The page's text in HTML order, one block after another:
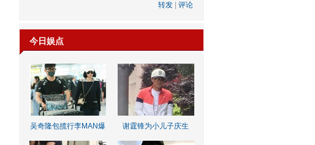
转发
评论
今日娱点
吴奇隆包揽行李MAN爆 谢霆锋为小儿子庆生